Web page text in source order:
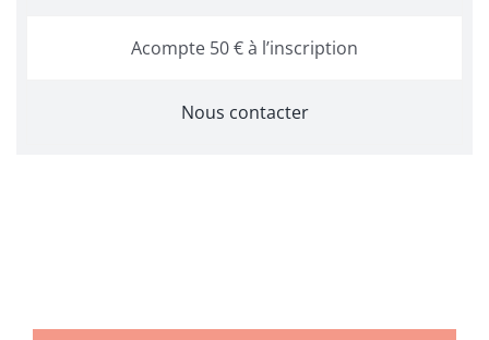
Acompte 50 € à l’inscription
Nous contacter